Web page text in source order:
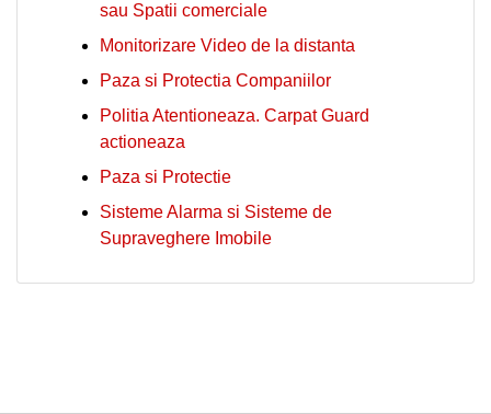
sau Spatii comerciale
Monitorizare Video de la distanta
Paza si Protectia Companiilor
Politia Atentioneaza. Carpat Guard
actioneaza
Paza si Protectie
Sisteme Alarma si Sisteme de
Supraveghere Imobile